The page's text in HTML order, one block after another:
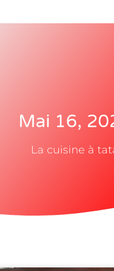
Mai 16,
La cuisine à